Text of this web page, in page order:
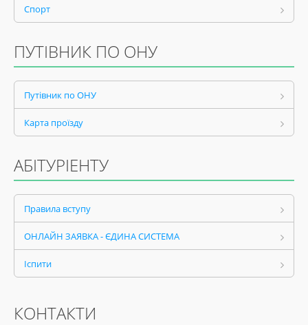
Спорт
ПУТІВНИК ПО ОНУ
Путівник по ОНУ
Карта проїзду
АБІТУРІЕНТУ
Правила вступу
ОНЛАЙН ЗАЯВКА - ЄДИНА СИСТЕМА
Іспити
КОНТАКТИ